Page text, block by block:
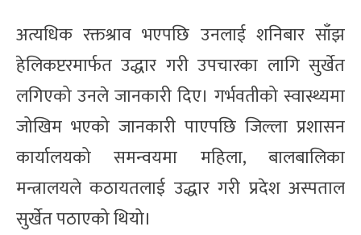
अत्यधिक रक्तश्राव भएपछि उनलाई शनिबार साँझ
हेलिकप्टरमार्फत उद्धार गरी उपचारका लागि सुर्खेत
लगिएको उनले जानकारी दिए। गर्भवतीको स्वास्थ्यमा
जोखिम भएको जानकारी पाएपछि जिल्ला प्रशासन
कार्यालयको समन्वयमा महिला, बालबालिका
मन्त्रालयले कठायतलाई उद्धार गरी प्रदेश अस्पताल
सुर्खेत पठाएको थियो।